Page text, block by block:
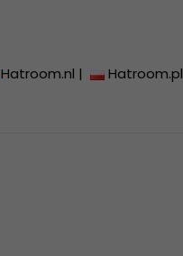
Hatroom.nl | Hatroom.pl